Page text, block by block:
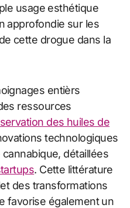
usage esthétique
approfondie sur les
cette drogue dans la
entièrs
ressources
des huiles de
technologiques
détaillées
. Cette littérature
des transformations
favorise également un